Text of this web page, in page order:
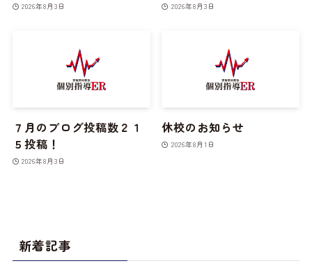
2026年8月3日 2026年8月3日
７月のブログ投稿数２１
５投稿！
2026年8月3日
休校のお知らせ
2026年8月1日
新着記事